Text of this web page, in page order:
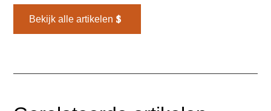
Bekijk alle artikelen